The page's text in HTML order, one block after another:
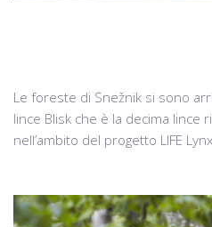
Le foreste di Snežnik si sono
lince Blisk che è la decima lince
nell’ambito del progetto LIFE